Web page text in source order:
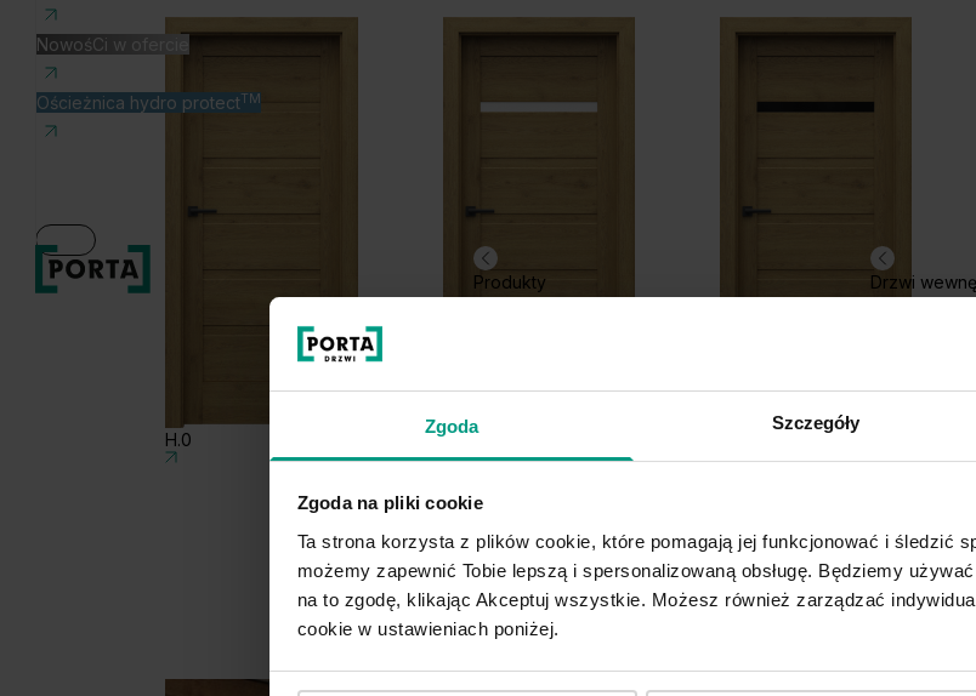
Zgoda Szczegóły
Zgoda na pliki cookie
Ta strona korzysta z plików cookie, które pomagają jej funkcjonować i śledzić
możemy zapewnić Tobie lepszą i spersonalizowaną obsługę. Będziemy
na to zgodę, klikając Akceptuj wszystkie. Możesz również zarządzać
cookie w ustawieniach poniżej.
NowośCi w ofercie
Ościeżnica hydro protectTM
Produkty Drzwi
Dąb Catania
H.0 H.1 H.1 z czarną szybą